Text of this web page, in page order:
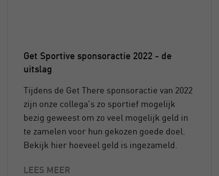
Get Sportive sponsoractie 2022 - de
uitslag
Tijdens de Get There sponsoractie van 2022
zijn onze collega's zo sportief mogelijk
bezig geweest om zo veel mogelijk geld in
te zamelen voor hun gekozen goede doel.
Bekijk hier hoeveel geld is ingezameld.
LEES MEER